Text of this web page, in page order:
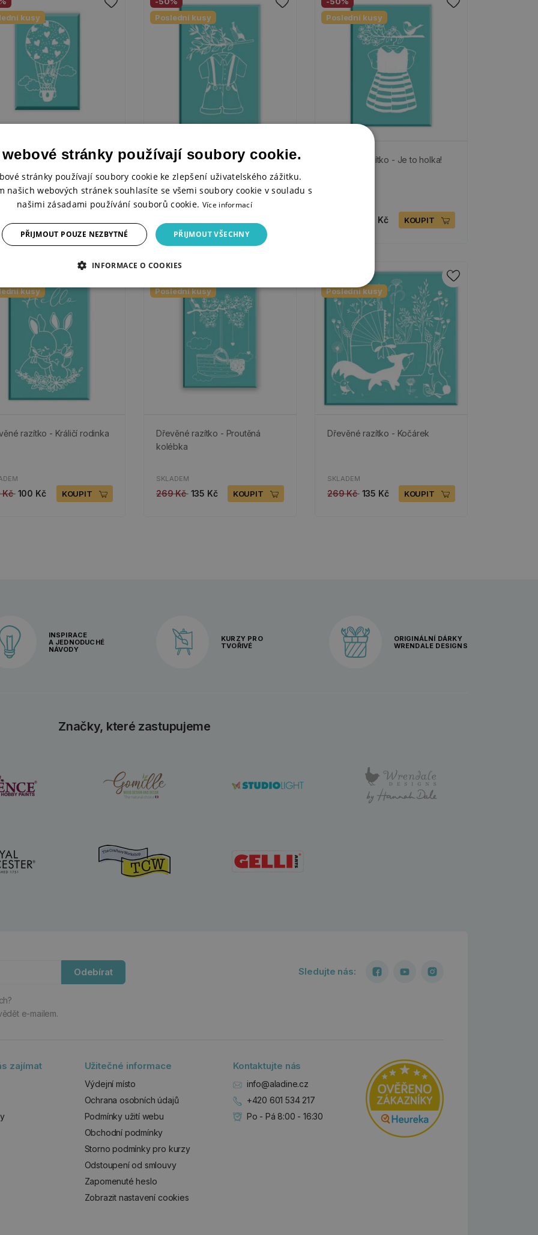
kusy
razítko - Králíček letí
Poslední kusy
Dřevěné razítko - Je to kluk!
SKLADEM
Poslední kusy
Dřevěné razítko - Je to holka!
100 Kč KOUPIT
kusy
razítko - Králičí rodinka
Kč 100 Kč KOUPIT
Poslední kusy
Dřevěné razítko - Proutěná
kolébka
SKLADEM
269 Kč 135 Kč KOUPIT
Poslední kusy
Dřevěné razítko - Kočárek
SKLADEM
269 Kč 135 Kč KOUPIT
INSPIRACE
A JEDNODUCHÉ
NÁVODY
KURZY PRO
TVOŘIVÉ
ORIGINÁLNÍ DÁRKY
WRENDALE DESIGNS
Značky, které zastupujeme
Odebírat
e-mailem.
Sledujte nás:
zajímat Užitečné informace
Výdejní místo
Ochrana osobních údajů
Podmínky užití webu
Obchodní podmínky
Storno podmínky pro kurzy
Odstoupení od smlouvy
Zapomenuté heslo
Zobrazit nastavení cookies
Kontaktujte nás
info@aladine.cz
+420 601 534 217
Po - Pá 8:00 - 16:30
stránky používají soubory cookie.
stránky používají soubory cookie ke zlepšení uživatelského zážitku.
našich webových stránek souhlasíte se všemi soubory cookie v souladu s
našimi zásadami používání souborů cookie. Více informací
PŘIJMOUT VŠECHNY
PŘIJMOUT POUZE NEZBYTNÉ
INFORMACE O COOKIES